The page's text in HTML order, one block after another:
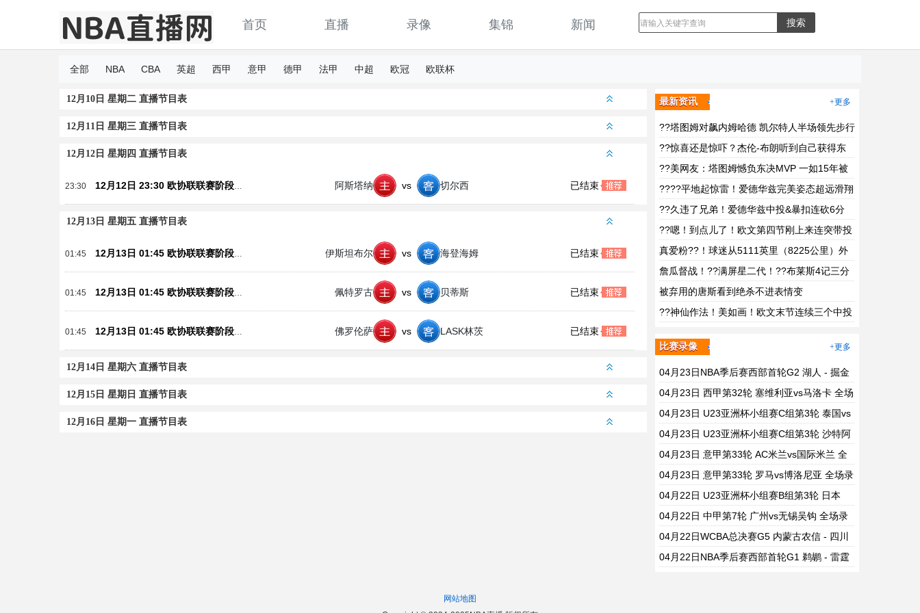
首页 直播 录像 集锦 新闻
全部 NBA CBA 英超 西甲 意甲 德甲 法甲 中超 欧冠 欧联杯
12月10日 星期二 直播节目表
12月11日 星期三 直播节目表
12月12日 星期四 直播节目表
23:30 12月12日 23:30 欧协联联赛阶段第5轮 阿斯塔纳vs切尔西 欧协联 阿斯塔纳VS切尔西
阿斯塔纳 vs 切尔西 已结束
12月13日 星期五 直播节目表
01:45 12月13日 01:45 欧协联联赛阶段第5轮 伊斯坦布尔vs海登海姆 欧协联 伊斯坦布尔VS海登海姆
伊斯坦布尔 vs 海登海姆 已结束
01:45 12月13日 01:45 欧协联联赛阶段第5轮 佩特罗古vs贝蒂斯 欧协联 佩特罗古VS贝蒂斯
佩特罗古 vs 贝蒂斯 已结束
01:45 12月13日 01:45 欧协联联赛阶段第5轮 佛罗伦萨vsLASK林茨 欧协联 佛罗伦萨VSLASK林茨
佛罗伦萨 vs LASK林茨 已结束
12月14日 星期六 直播节目表
12月15日 星期日 直播节目表
12月16日 星期一 直播节目表
最新资讯 +更多
??塔图姆对飙内姆哈德 凯尔特人半场领先步行
者1分！
??惊喜还是惊吓？杰伦-布朗听到自己获得东
决MVP后表情有些错愕
??美网友：塔图姆憾负东决MVP 一如15年被
抢劫FMVP的库里
????平地起惊雷！爱德华兹完美姿态超远滑翔
炸裂隔扣加福德！
??久违了兄弟！爱德华兹中投&暴扣连砍6分
单节10分追平比分
??嗯！到点儿了！欧文第四节刚上来连突带投
独揽7分！
真爱粉??！球迷从5111英里（8225公里）外
赶来现场支持东契奇！
詹瓜督战！??满屏星二代！??布莱斯4记三分
基扬轰了28分！
被弃用的唐斯看到绝杀不进表情变
化：????????????
??神仙作法！美如画！欧文末节连续三个中投
比赛录像 +更多
04月23日NBA季后赛西部首轮G2 湖人 - 掘金
全场录像
04月23日 西甲第32轮 塞维利亚vs马洛卡 全场
录像
04月23日 U23亚洲杯小组赛C组第3轮 泰国vs
塔吉克斯坦 全场录像
04月23日 U23亚洲杯小组赛C组第3轮 沙特阿
拉伯vs伊拉克 全场录像
04月23日 意甲第33轮 AC米兰vs国际米兰 全
场录像
04月23日 意甲第33轮 罗马vs博洛尼亚 全场录
像
04月22日 U23亚洲杯小组赛B组第3轮 日本
U23vs韩国U23 全场录像
04月22日 中甲第7轮 广州vs无锡吴钩 全场录
像
04月22日WCBA总决赛G5 内蒙古农信 - 四川
远达美乐 全场录像
04月22日NBA季后赛西部首轮G1 鹈鹕 - 雷霆
网站地图